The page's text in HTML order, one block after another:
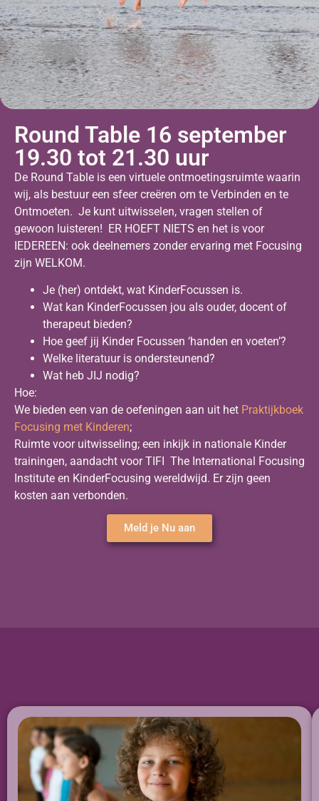
Round Table 16 september
19.30 tot 21.30 uur
De Round Table is een virtuele ontmoetingsruimte waarin
wij, als bestuur een sfeer creëren om te Verbinden en te
Ontmoeten. Je kunt uitwisselen, vragen stellen of
gewoon luisteren! ER HOEFT NIETS en het is voor
IEDEREEN: ook deelnemers zonder ervaring met Focusing
zijn WELKOM.
Je (her) ontdekt, wat KinderFocussen is.
Wat kan KinderFocussen jou als ouder, docent of
therapeut bieden?
Hoe geef jij Kinder Focussen ‘handen en voeten’?
Welke literatuur is ondersteunend?
Wat heb JIJ nodig?
Hoe:
We bieden een van de oefeningen aan uit het Praktijkboek
Focusing met Kinderen;
Ruimte voor uitwisseling; een inkijk in nationale Kinder
trainingen, aandacht voor TIFI The International Focusing
Institute en KinderFocusing wereldwijd. Er zijn geen
kosten aan verbonden.
Meld je Nu aan